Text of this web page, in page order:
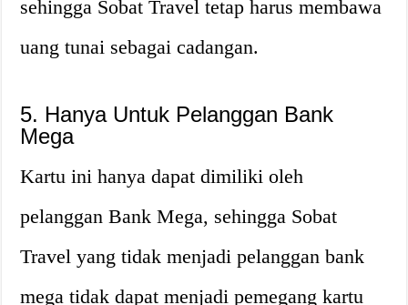
sehingga Sobat Travel tetap harus membawa
uang tunai sebagai cadangan.
5. Hanya Untuk Pelanggan Bank
Mega
Kartu ini hanya dapat dimiliki oleh
pelanggan Bank Mega, sehingga Sobat
Travel yang tidak menjadi pelanggan bank
mega tidak dapat menjadi pemegang kartu